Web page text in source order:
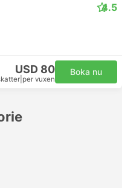
4.5
USD 80
per vuxen
Boka nu